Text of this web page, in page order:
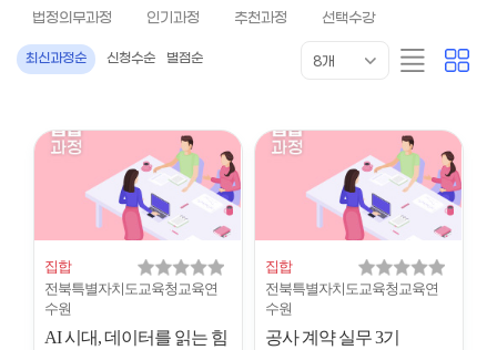
법정의무과정 인기과정 추천과정 선택수강
최신과정순 신청수순 별점순
개
수
8개
리
스
카
드
집합
전북특별자치도교육청교육연
수원
AI 시대, 데이터를 읽는 힘
집합
전북특별자치도교육청교육연
수원
공사 계약 실무 3기